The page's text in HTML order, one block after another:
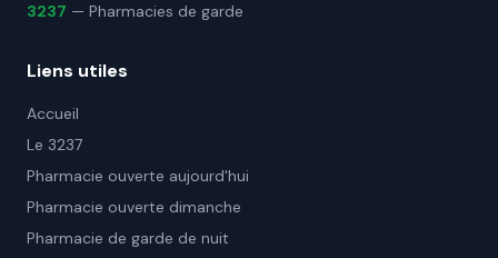
3237 — Pharmacies de garde
Liens utiles
Accueil
Le 3237
Pharmacie ouverte aujourd'hui
Pharmacie ouverte dimanche
Pharmacie de garde de nuit